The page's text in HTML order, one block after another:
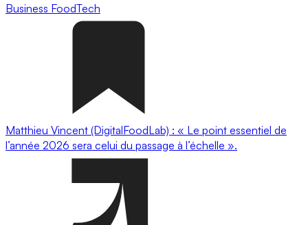
Business FoodTech
Matthieu Vincent (DigitalFoodLab) : « Le point essentiel de
l’année 2026 sera celui du passage à l’échelle ».